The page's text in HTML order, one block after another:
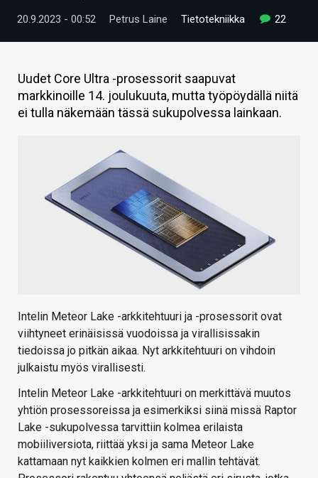
VIDEOT
TECHBBS
TIETOA
HINTA.FI
20.9.2023 - 00:52 Petrus Laine Tietotekniikka 22
Uudet Core Ultra -prosessorit saapuvat
markkinoille 14. joulukuuta, mutta työpöydällä niitä
ei tulla näkemään tässä sukupolvessa lainkaan.
Intelin Meteor Lake -arkkitehtuuri ja -prosessorit ovat
viihtyneet erinäisissä vuodoissa ja virallisissakin
tiedoissa jo pitkän aikaa. Nyt arkkitehtuuri on vihdoin
julkaistu myös virallisesti.
Intelin Meteor Lake -arkkitehtuuri on merkittävä muutos
yhtiön prosessoreissa ja esimerkiksi siinä missä Raptor
Lake -sukupolvessa tarvittiin kolmea erilaista
mobiiliversiota, riittää yksi ja sama Meteor Lake
kattamaan nyt kaikkien kolmen eri mallin tehtävät.